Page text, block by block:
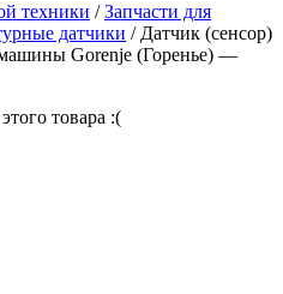
техники /Запчасти для
датчики / Датчик (сенсор)
Gorenje (Горенье) —
товара :(